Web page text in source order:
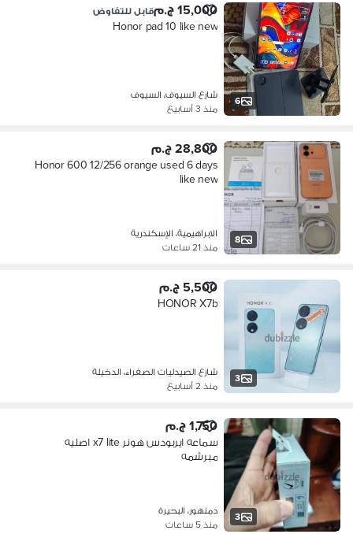
6
15,000 ج.م قابل للتفاوض
Honor pad 10 like new
شارع السيوف، السيوف
منذ 3 أسابيع
8
28,800 ج.م
Honor 600 12/256 orange used 6 days
like new
الابراهيمية، الإسكندرية
منذ 21 ساعات
3
5,500 ج.م
HONOR X7b
شارع الصيدليات الصفراء، الدخيلة
منذ 2 أسابيع
3
1,750 ج.م
سماعه ايربودس هونر x7 lite اصليه
مبرشمه
دمنهور، البحيرة
منذ 5 ساعات